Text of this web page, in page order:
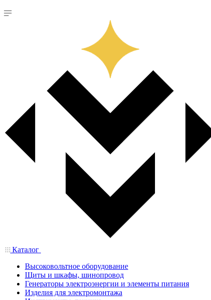
Каталог
Высоковольтное оборудование
Щиты и шкафы, шинопровод
Генераторы электроэнергии и элементы питания
Изделия для электромонтажа